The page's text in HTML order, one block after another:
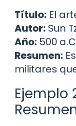
Título: El
Autor: Sun
Año: 500
Resumen:
militares
Ejemplo